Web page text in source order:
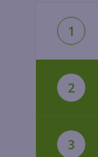
1
2
3